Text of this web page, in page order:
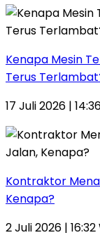
Kenapa Mesin
Terus
17 Juli 2026 |
Kontraktor
Kenapa?
2 Juli 2026 | 16:32